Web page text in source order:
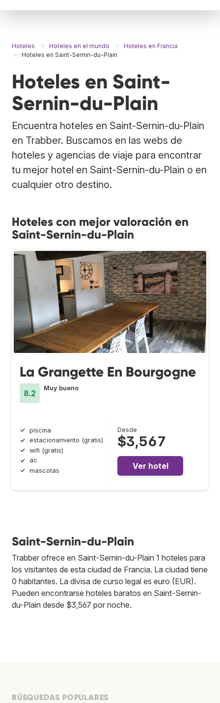
Hoteles Hoteles en el mundo
Hoteles en Francia
Hoteles en Saint-Sernin-du-Plain
Hoteles en Saint-
Sernin-du-Plain
Encuentra hoteles en Saint-Sernin-du-Plain
en Trabber. Buscamos en las webs de
hoteles y agencias de viaje para encontrar
tu mejor hotel en Saint-Sernin-du-Plain o en
cualquier otro destino.
Hoteles con mejor valoración en
Saint-Sernin-du-Plain
La Grangette En Bourgogne
8.2
Muy bueno
piscina
estacionamiento (gratis)
wifi (gratis)
ac
mascotas
Desde
$3,567
Ver hotel
Saint-Sernin-du-Plain
Trabber ofrece en Saint-Sernin-du-Plain 1 hoteles para
los visitantes de esta ciudad de Francia. La ciudad tiene
0 habitantes. La divisa de curso legal es euro (EUR).
Pueden encontrarse hoteles baratos en Saint-Sernin-
du-Plain desde $3,567 por noche.
BÚSQUEDAS POPULARES